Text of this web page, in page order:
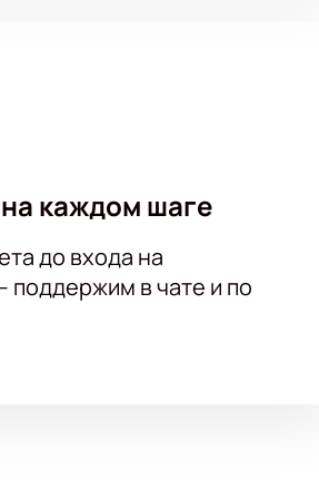
сможете всего за пару минут. Чтобы
каждом шаге
до входа на
поддержим в чате и по